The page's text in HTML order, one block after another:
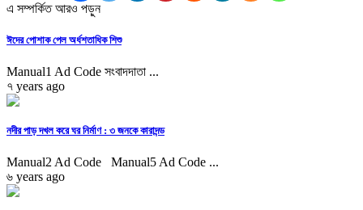
এ সম্পর্কিত আরও পড়ুন
ঈদের পোশাক পেল অর্ধশতাধিক শিশু
Manual1 Ad Code সংবাদদাতা ...
৭ years ago
নদীর পাড় দখল করে ঘর নির্মাণ : ৩ জনকে কারাদন্ড
Manual2 Ad Code Manual5 Ad Code ...
৬ years ago